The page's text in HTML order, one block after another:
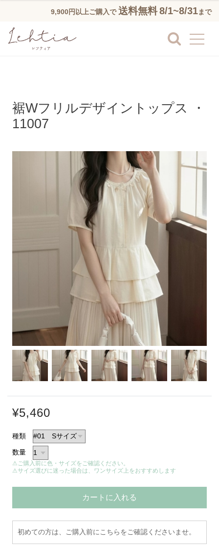
9,900円以上ご購入で 送料無料8/1~8/31まで
裾Wフリルデザイントップス ・
11007
¥5,460
種類
数量
⚠ご購入前に色・サイズをご確認ください。
⚠サイズ選びに迷った場合は、ワンサイズ上をおすすめします
カートに入れる
初めての方は、ご購入前にこちらをご確認くださいませ。